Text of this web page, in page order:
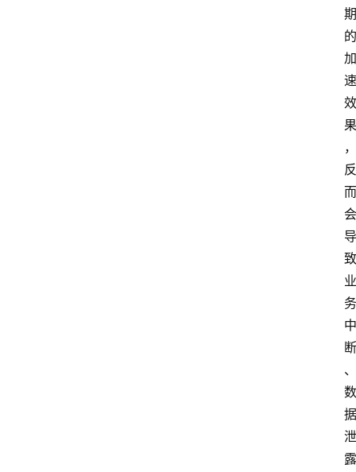
期
的
加
速
效
果
，
反
而
会
导
致
业
务
中
断
、
数
据
泄
露